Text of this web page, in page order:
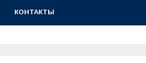
КОНТАКТЫ